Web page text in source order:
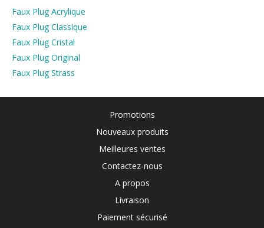
Faux Plug Acrylique
Faux Plug Classique
Faux Plug Cristal
Faux Plug Original
Faux Plug Strass
Promotions
Nouveaux produits
Meilleures ventes
Contactez-nous
A propos
Livraison
Paiement sécurisé